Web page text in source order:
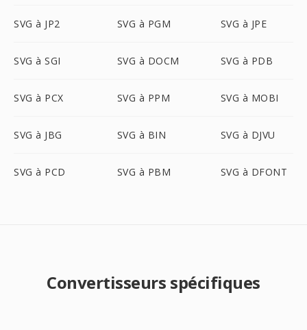
SVG à JP2 SVG à PGM SVG à JPE
SVG à SGI SVG à DOCM SVG à PDB
SVG à PCX SVG à PPM SVG à MOBI
SVG à JBG SVG à BIN SVG à DJVU
SVG à PCD SVG à PBM SVG à DFONT
Convertisseurs spécifiques